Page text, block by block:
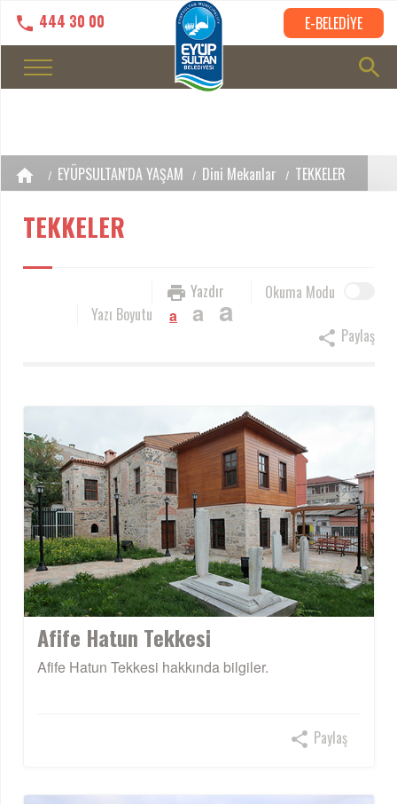
444 30 00 E-BELEDİYE
EYÜPSULTAN'DA YAŞAM Dini Mekanlar TEKKELER
TEKKELER
Okuma Modu
Yazdır
Yazı Boyutu
a a a
Paylaş
Afife Hatun Tekkesi
Afife Hatun Tekkesi hakkında bilgiler.
Paylaş